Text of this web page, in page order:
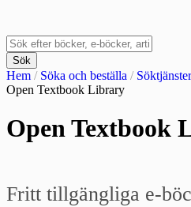
Sök
Hem / Söka och beställa /
Open Textbook Library
Open Textbook
Fritt tillgängliga e-